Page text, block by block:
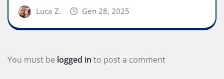
Luca Z. Gen 28, 2025
You must be logged in to post a comment